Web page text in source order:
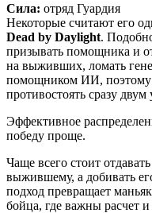
Сила: отряд Гуардия
Некоторые считают его
Dead by Daylight.
призывать помощника и
на выживших, ломать
помощником ИИ,
противостоять сразу
Эффективное
победу проще.
Чаще всего стоит
выжившему, а добивать
подход превращает
бойца, где важны расчет